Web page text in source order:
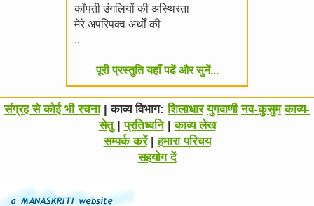
काँपती उंगलियों की अस्थिरता
मेरे अपरिपक्व अर्थों की
..
पूरी प्रस्तुति यहाँ पढें और सुनें...
संग्रह से कोई भी रचना| काव्य विभाग:शिलाधार युगवाणी नव-कुसुम काव्य-
सेतु|प्रतिध्वनि|काव्य लेख
सम्पर्क करें|हमारा परिचय
सहयोग दें